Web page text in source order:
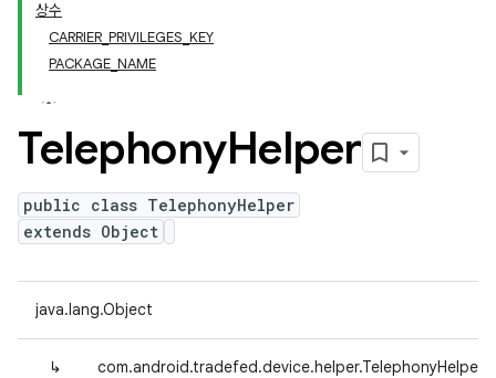
상수
CARRIER_PRIVILEGES_KEY
PACKAGE_NAME
TelephonyHelper
public class TelephonyHelper
extends Object
java.lang.Object
↳ com.android.tradefed.device.helper.TelephonyHelper